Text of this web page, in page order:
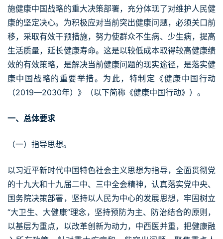
施健康中国战略的重大决策部署，充分体现了对维护人民健
康的坚定决心。为积极应对当前突出健康问题，必须关口前
移，采取有效干预措施，努力使群众不生病、少生病，提高
生活质量，延长健康寿命。这是以较低成本取得较高健康绩
效的有效策略，是解决当前健康问题的现实途径，是落实健
康中国战略的重要举措。为此，特制定《健康中国行动
（2019—2030年）》（以下简称《健康中国行动》）。
一、总体要求
（一）指导思想。
以习近平新时代中国特色社会主义思想为指导，全面贯彻党
的十九大和十九届二中、三中全会精神，认真落实党中央、
国务院决策部署，坚持以人民为中心的发展思想，牢固树立
“大卫生、大健康”理念，坚持预防为主、防治结合的原则，
以基层为重点，以改革创新为动力，中西医并重，把健康融